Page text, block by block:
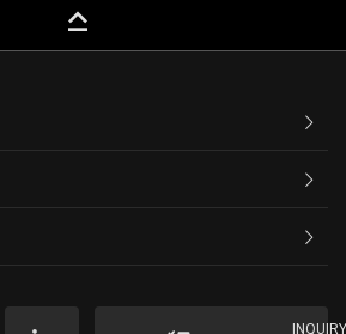
keyboard_capslock